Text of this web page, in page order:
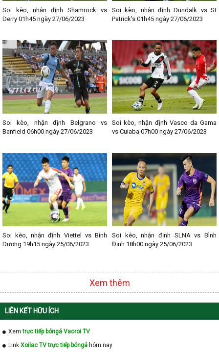
Soi kèo, nhận định Shamrock vs
Derry 01h45 ngày 27/06/2023
Soi kèo, nhận định Dundalk vs St
Patrick's 01h45 ngày 27/06/2023
Soi kèo, nhận định Belgrano vs
Banfield 06h00 ngày 27/06/2023
Soi kèo, nhận định Vasco da Gama
vs Cuiaba 07h00 ngày 27/06/2023
Soi kèo, nhận định Viettel vs Bình
Dương 19h15 ngày 25/06/2023
Soi kèo, nhận định SLNA vs Bình
Định 18h00 ngày 25/06/2023
Xem thêm
LIÊN KẾT HỮU ÍCH
Xemtrực tiếp bóngá Vaoroi TV
Link Xoilac TV trực tiếp bóngá hôm nay